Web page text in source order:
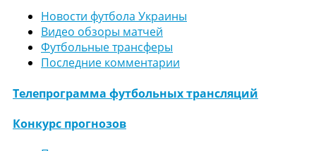
Новости футбола Украины
Видео обзоры матчей
Футбольные трансферы
Последние комментарии
Телепрограмма футбольных трансляций
Конкурс прогнозов